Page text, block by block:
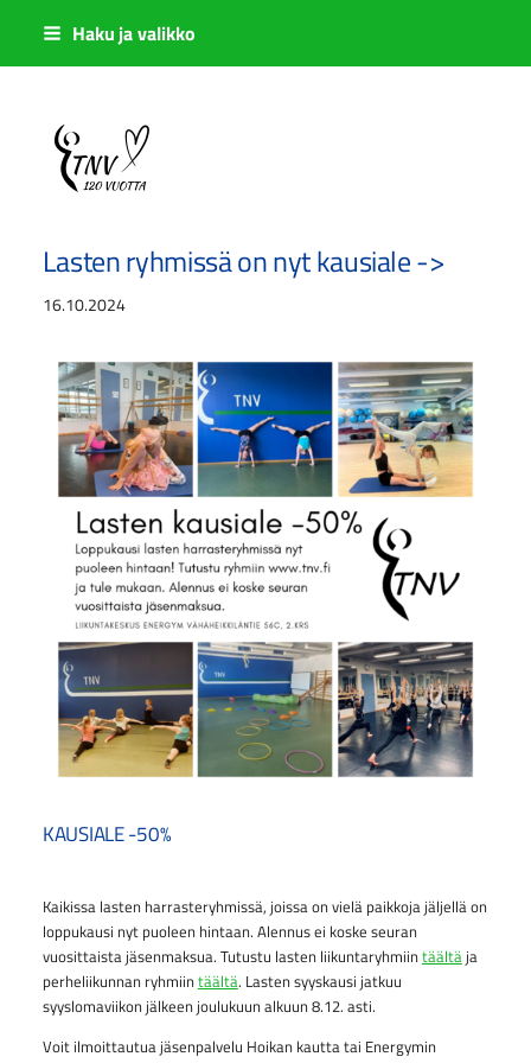
Siirry
sisältöön
Haku ja valikko
Sivuston etusivulle
Lasten ryhmissä on nyt kausiale ->
16.10.2024
KAUSIALE -50%
Kaikissa lasten harrasteryhmissä, joissa on vielä paikkoja jäljellä on
loppukausi nyt puoleen hintaan. Alennus ei koske seuran
vuosittaista jäsenmaksua. Tutustu lasten liikuntaryhmiintäältäja
perheliikunnan ryhmiintäältä. Lasten syyskausi jatkuu
syyslomaviikon jälkeen joulukuun alkuun 8.12. asti.
Voit ilmoittautua jäsenpalvelu Hoikan kautta tai Energymin